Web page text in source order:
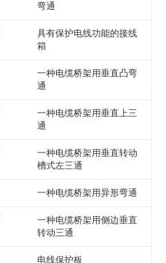
弯通
具有保护电线功能的接线
箱
一种电缆桥架用垂直凸弯
通
一种电缆桥架用垂直上三
通
一种电缆桥架用垂直转动
槽式左三通
一种电缆桥架用异形弯通
一种电缆桥架用侧边垂直
转动三通
电线保护板